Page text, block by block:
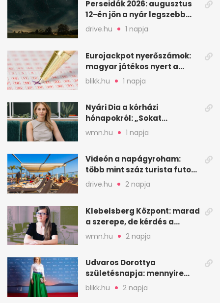
Perseidák 2026: augusztus
12-én jön a nyár legszebb
csillaghullása
drive.hu 1 napja
Eurojackpot nyerőszámok:
magyar játékos nyert a
2026. augusztus 4-i húzáson
blikk.hu 1 napja
Nyári Dia a kórházi
hónapokról: „Sokat
veszekedtem Istennel”
wmn.hu 1 napja
Videón a napágyroham:
több mint száz turista futott
a helyekért Tenerifén
drive.hu 2 napja
Klebelsberg Központ: marad
a szerepe, de kérdés a
hitelessége
wmn.hu 2 napja
Udvaros Dorottya
születésnapja: mennyire
ismered a filmszerepeit?
blikk.hu 2 napja